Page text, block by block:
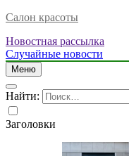
Салон красоты
Новостная рассылка
Случайные новости
Меню
Найти:
Заголовки